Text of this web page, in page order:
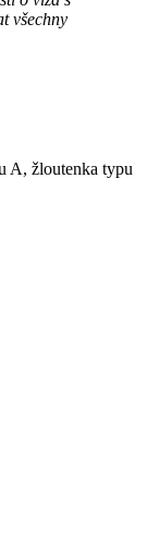
všechny
A, žloutenka typu